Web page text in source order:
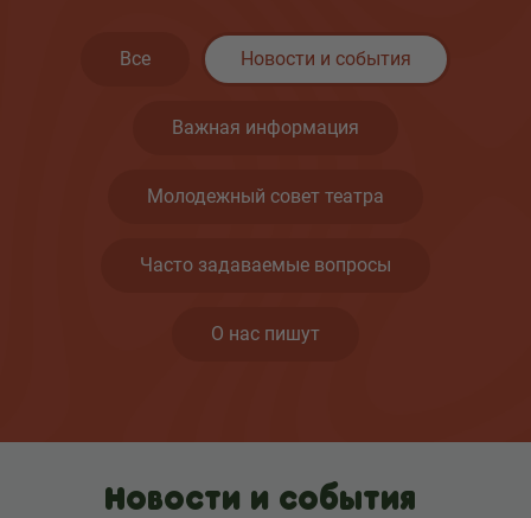
Все Новости и события
Важная информация
Молодежный совет театра
Часто задаваемые вопросы
О нас пишут
Новости и события